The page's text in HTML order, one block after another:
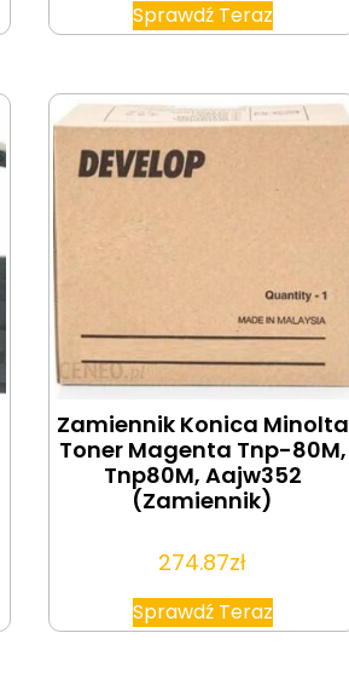
Sprawdź Teraz
Zamiennik Konica Minolta
Toner Magenta Tnp-80M,
Tnp80M, Aajw352
(Zamiennik)
274.87zł
Sprawdź Teraz